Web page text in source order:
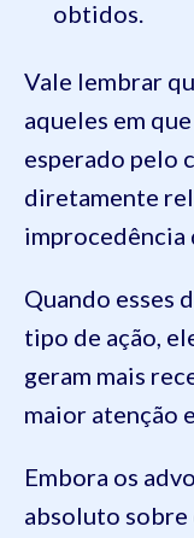
obtidos.
Vale lembrar
aqueles em
esperado pelo
diretamente
improcedência
Quando esses
tipo de ação,
geram mais
maior atenção
Embora os
absoluto sobre